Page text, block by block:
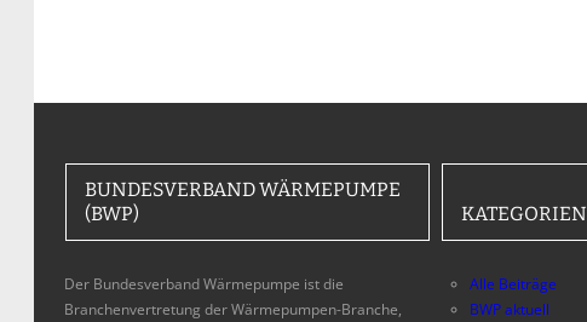
BUNDESVERBAND WÄRMEPUMPE
(BWP)
Der Bundesverband Wärmepumpe ist die
Branchenvertretung der Wärmepumpen-Branche,
KATEGORIEN
Alle Beiträge
BWP aktuell